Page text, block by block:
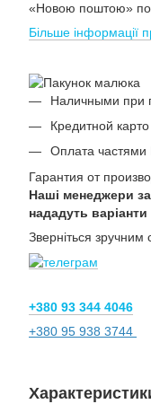
«Новою поштою» по
Більше інформації
Наличными при
Кредитной карто
Оплата частями
Гарантия от
Наші менеджери
нададуть варіанти
Зверніться зручним
+380 93 344 4046
+380 95 938 3744